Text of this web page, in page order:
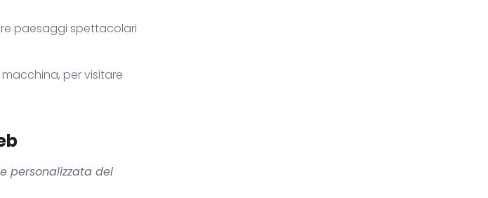
paesaggi spettacolari
per visitare
personalizzata del